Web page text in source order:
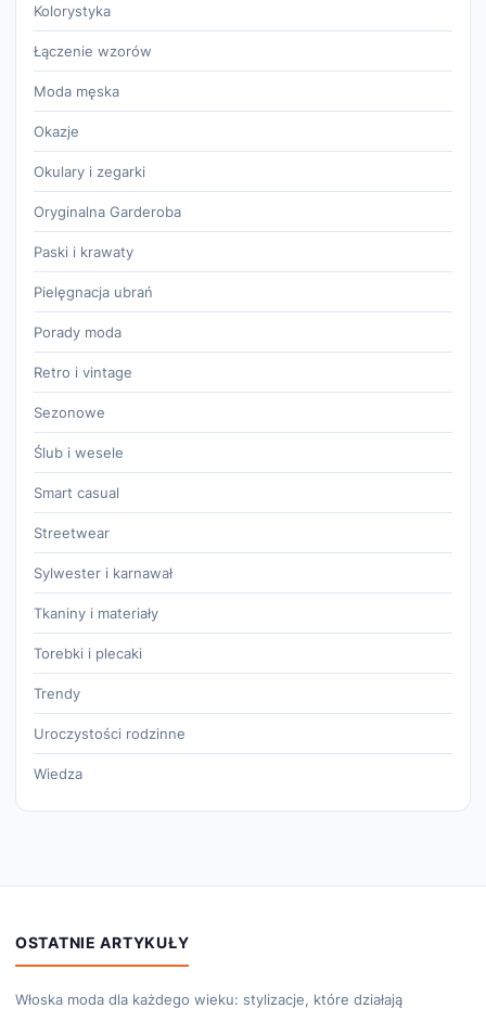
Kolorystyka
Łączenie wzorów
Moda męska
Okazje
Okulary i zegarki
Oryginalna Garderoba
Paski i krawaty
Pielęgnacja ubrań
Porady moda
Retro i vintage
Sezonowe
Ślub i wesele
Smart casual
Streetwear
Sylwester i karnawał
Tkaniny i materiały
Torebki i plecaki
Trendy
Uroczystości rodzinne
Wiedza
OSTATNIE ARTYKUŁY
Włoska moda dla każdego wieku: stylizacje, które działają